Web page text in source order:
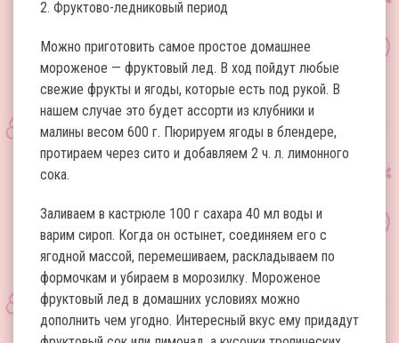
2. Фруктово-ледниковый период
Можно приготовить самое простое домашнее
мороженое — фруктовый лед. В ход пойдут любые
свежие фрукты и ягоды, которые есть под рукой. В
нашем случае это будет ассорти из клубники и
малины весом 600 г. Пюрируем ягоды в блендере,
протираем через сито и добавляем 2 ч. л. лимонного
сока.
Заливаем в кастрюле 100 г сахара 40 мл воды и
варим сироп. Когда он остынет, соединяем его с
ягодной массой, перемешиваем, раскладываем по
формочкам и убираем в морозилку. Мороженое
фруктовый лед в домашних условиях можно
дополнить чем угодно. Интересный вкус ему придадут